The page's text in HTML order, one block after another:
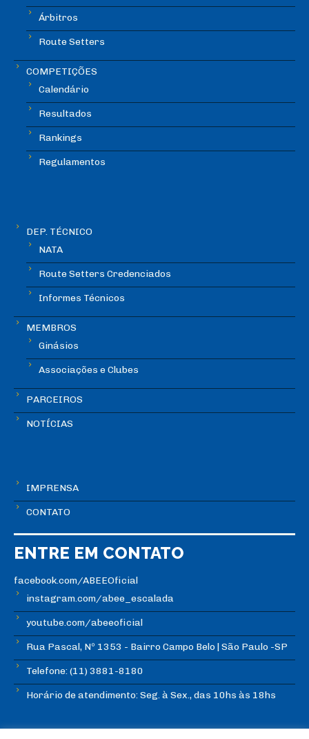
Árbitros
Route Setters
COMPETIÇÕES
Calendário
Resultados
Rankings
Regulamentos
DEP. TÉCNICO
NATA
Route Setters Credenciados
Informes Técnicos
MEMBROS
Ginásios
Associações e Clubes
PARCEIROS
NOTÍCIAS
IMPRENSA
CONTATO
ENTRE EM CONTATO
facebook.com/ABEEOficial
instagram.com/abee_escalada
youtube.com/abeeoficial
Rua Pascal, Nº 1353 - Bairro Campo Belo | São Paulo -SP
Telefone: (11) 3881-8180
Horário de atendimento: Seg. à Sex., das 10hs às 18hs